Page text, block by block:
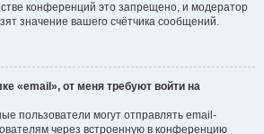
конференций это запрещено, и модератор
значение вашего счётчика сообщений.
«email», от меня требуют войти на
пользователи могут отправлять email-
через встроенную в конференцию